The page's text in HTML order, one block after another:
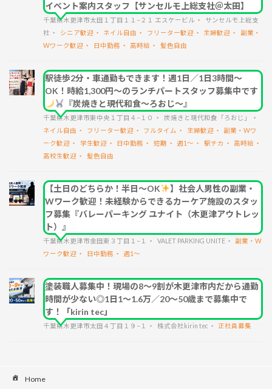
イベント案内スタッフ【サンセルモ上総支社＠太田】
千葉県木更津市太田１丁目１１−２１ エスケービル
サンセルモ上総支
社
シニア歓迎 ネイル自由 フリーター歓迎 主婦歓迎
副業・
Wワーク歓迎
日中勤務 高時給 髪色自由
駅徒歩2分・車通勤もできます！週1日／1日3時間～
OK！時給1,300円～のランチパートスタッフ募集中です
『炭焼きと現代和食～ろおじ～』
千葉県木更津市東中央１丁目４−１０
炭焼きと現代和食「ろおじ」
ネイル自由
フリーター歓迎 フルタイム 主婦歓迎
副業・Wワ
ーク歓迎
学生歓迎 日中勤務 短期 週1～ 駅チカ
高時給
高校生歓迎
髪色自由
【土日のどちらか！半日～OK
】社会人男性の副業・
Wワーク歓迎！未経験からできるカーケア施設のスタッ
フ募集『バレーパーキング ユナイト（木更津アウトレッ
ト）』
千葉県木更津市金田東３丁目１−１ VALET PARKING UNITE
副業・W
ワーク歓迎
日中勤務 週1～
塗装職人募集中！現場の8～9割が木更津市内だから通勤
時間が少ない◎1日1～1.6万／20～50歳まで募集中で
す！「kirin tec」
千葉県木更津市太田４丁目１９−１ 株式会社kirin tec 正社員募集
Home